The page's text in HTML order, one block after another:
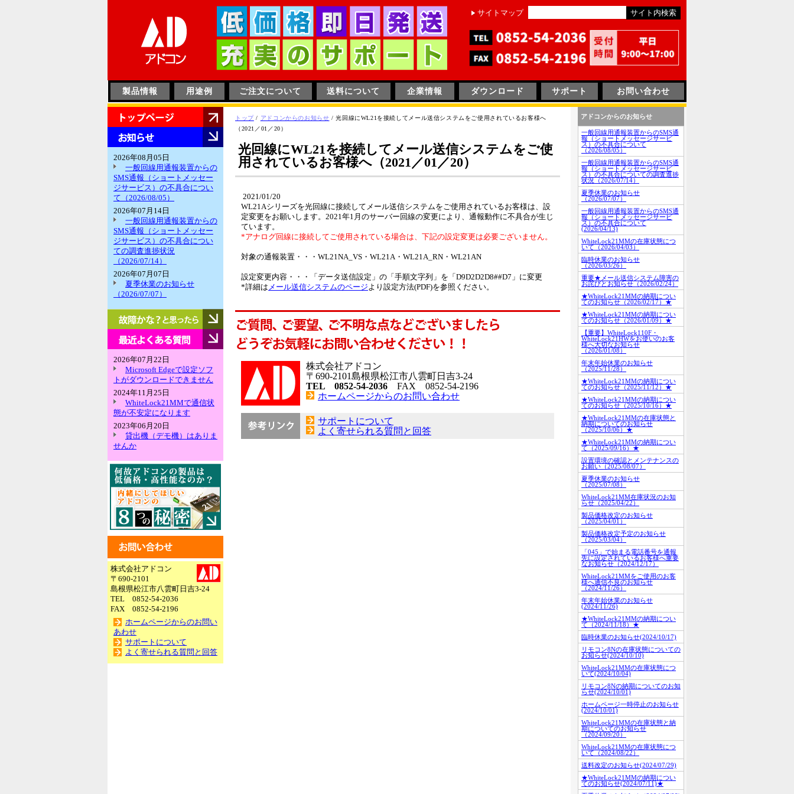
サイトマップ
製品情報 用途例 ご注文について 送料について 企業情報 ダウンロード サポート お問い合わせ
せ2026年08月05日
一般回線用通報装置からの
SMS通報（ショートメッセー
ジサービス）の不具合につい
て（2026/08/05）
2026年07月14日
一般回線用通報装置からの
SMS通報（ショートメッセー
ジサービス）の不具合につい
ての調査進捗状況
（2026/07/14）
2026年07月07日
夏季休業のお知らせ
（2026/07/07）
な？
思
っ
た
ら
く
あ
る
質
問
2026年07月22日
Microsoft Edgeで設定ソフ
トがダウンロードできません
2024年11月25日
WhiteLock21MMで通信状
態が不安定になります
2023年06月20日
貸出機（デモ機）はありま
せんか
株式会社アドコン
〒690-2101
島根県松江市八雲町日吉3-24
TEL 0852-54-2036
FAX 0852-54-2196
ホームページからのお問い
あわせ
サポートについて
よく寄せられる質問と回答
現
在
位
置：
トップ/ アドコンからのお知らせ /光回線にWL21を接続してメール送信システムをご使用されているお客様へ
（2021／01／20）
光回線にWL21を接続してメール送信システムをご使
用されているお客様へ（2021／01／20）
2021/01/20
WL21Aシリーズを光回線に接続してメール送信システムをご使用されているお客様は、設
定変更をお願いします。2021年1月のサーバー回線の変更により、通報動作に不具合が生じ
ています。
*アナログ回線に接続してご使用されている場合は、下記の設定変更は必要ございません。
対象の通報装置・・・WL21NA_VS・WL21A・WL21A_RN・WL21AN
設定変更内容・・・「データ送信設定」の「手順文字列」を「D9D2D2D8##D7」に変更
*詳細は メール送信システムのページ より設定方法(PDF)を参照ください。
株式会社アドコン
〒690-2101島根県松江市八雲町日吉3-24
TEL 0852-54-2036 FAX 0852-54-2196
ホームページからのお問い合わせ
サポートについて
よく寄せられる質問と回答
アドコンからのお知らせ
一般回線用通報装置からのSMS通
報（ショートメッセージサービ
ス）の不具合について
（2026/08/05）
一般回線用通報装置からのSMS通
報（ショートメッセージサービ
ス）の不具合についての調査進捗
状況（2026/07/14）
夏季休業のお知らせ
（2026/07/07）
一般回線用通報装置からのSMS通
報（ショートメッセージサービ
ス）の不具合について
(2026/04/13)
WhiteLock21MMの在庫状態につ
いて（2026/04/03）
臨時休業のお知らせ
（2026/03/26）
重要★メール送信システム障害の
お詫びとお知らせ（2026/02/24）
★WhiteLock21MMの納期につい
てのお知らせ（2026/02/17）★
★WhiteLock21MMの納期につい
てのお知らせ（2026/01/09）★
【重要】WhiteLock110F・
WhiteLock21HWをお使いのお客
様へ大切なお知らせ
（2026/01/08）
年末年始休業のお知らせ
（2025/11/28）
★WhiteLock21MMの納期につい
てのお知らせ（2025/11/12）★
★WhiteLock21MMの納期につい
てのお知らせ（2025/10/16）★
★WhiteLock21MMの在庫状態と
納期についてのお知らせ
（2025/10/06）★
★WhiteLock21MMの納期につい
て（2025/09/16）★
設置環境の確認とメンテナンスの
お願い（2025/08/07）
夏季休業のお知らせ
（2025/07/08）
WhiteLock21MM在庫状況のお知
らせ（2025/04/22）
製品価格改定のお知らせ
（2025/04/01）
製品価格改定予定のお知らせ
（2025/03/04）
「045」で始まる電話番号を通報
先に設定されているお客様へ重要
なお知らせ（2024/12/17）
WhiteLock21MMをご使用のお客
様へ通信不良のお知らせ
（2024/11/26）
年末年始休業のお知らせ
(2024/11/26)
★WhiteLock21MMの納期につい
て（2024/11/18）★
臨時休業のお知らせ(2024/10/17)
リモコン8Nの在庫状態についての
お知らせ(2024/10/10)
WhiteLock21MMの在庫状態につ
いて(2024/10/04)
リモコン8Nの納期についてのお知
らせ(2024/10/01)
ホームページ一時停止のお知らせ
(2024/10/01)
WhiteLock21MMの在庫状態と納
期についてのお知らせ
（2024/09/20）
WhiteLock21MMの在庫状態につ
いて（2024/08/22）
送料改定のお知らせ(2024/07/29)
★WhiteLock21MMの納期につい
てのお知らせ(2024/07/11)★